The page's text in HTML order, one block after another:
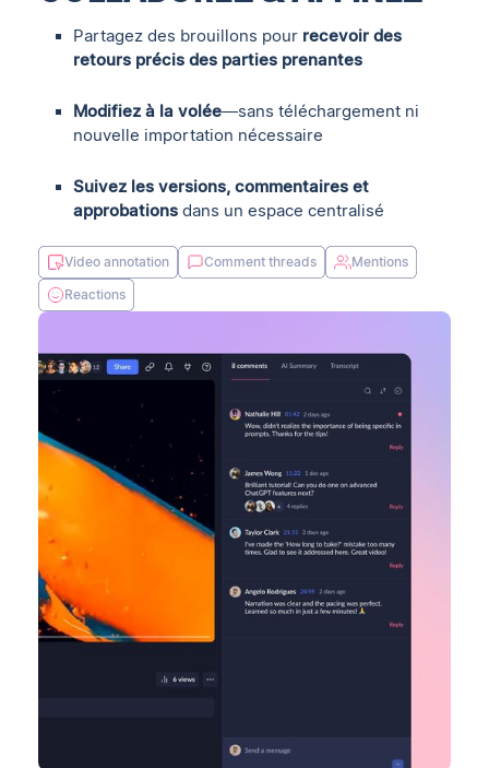
Partagez des brouillons pour recevoir des
retours précis des parties prenantes
Modifiez à la volée—sans téléchargement ni
nouvelle importation nécessaire
Suivez les versions, commentaires et
approbationsdans un espace centralisé
Video annotation Comment threads
Mentions
Reactions